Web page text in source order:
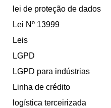
lei de proteção de dados
Lei Nº 13999
Leis
LGPD
LGPD para indústrias
Linha de crédito
logística terceirizada